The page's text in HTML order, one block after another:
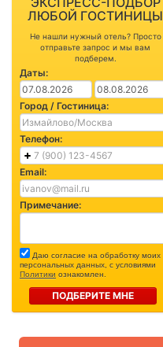
ЛЮБОЙ ГОСТИНИЦЫ
Не нашли нужный отель? Просто
отправьте запрос и мы вам
подберем.
Даты:
Город / Гостиница:
Телефон:
Email:
Примечание:
Даю согласие на обработку моих
персональных данных, с условиями
Политики ознакомлен.
ПОДБЕРИТЕ МНЕ